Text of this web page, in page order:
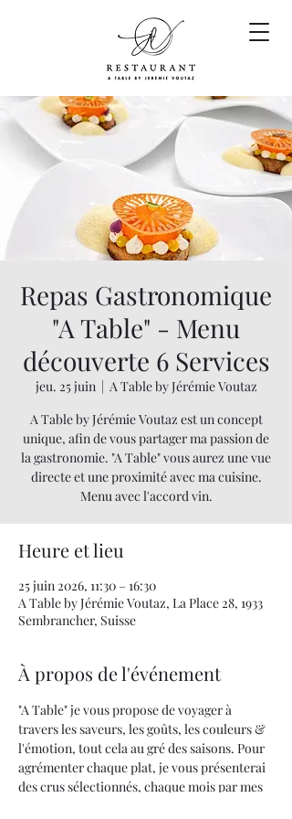
Repas Gastronomique
"A Table" - Menu
découverte 6 Services
jeu. 25 juin
  |
A Table by Jérémie Voutaz
A Table by Jérémie Voutaz est un concept
unique, afin de vous partager ma passion de
la gastronomie. "A Table" vous aurez une vue
directe et une proximité avec ma cuisine.
Menu avec l'accord vin.
Heure et lieu
25 juin 2026, 11:30 – 16:30
A Table by Jérémie Voutaz, La Place 28, 1933
Sembrancher, Suisse
À propos de l'événement
"A Table" je vous propose de voyager à
travers les saveurs, les goûts, les couleurs &
l'émotion, tout cela au gré des saisons. Pour
agrémenter chaque plat, je vous présenterai
des crus sélectionnés, chaque mois par mes